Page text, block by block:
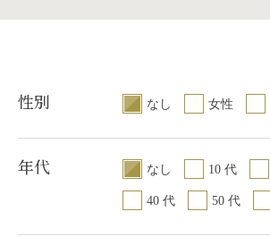
性別 なし 女性
年代 なし 10 代
40 代 50 代